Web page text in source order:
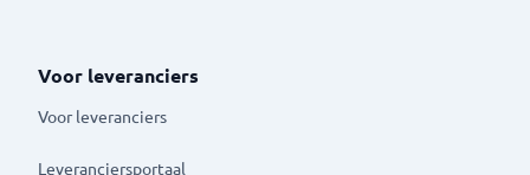
Voor leveranciers
Voor leveranciers
Leveranciersportaal